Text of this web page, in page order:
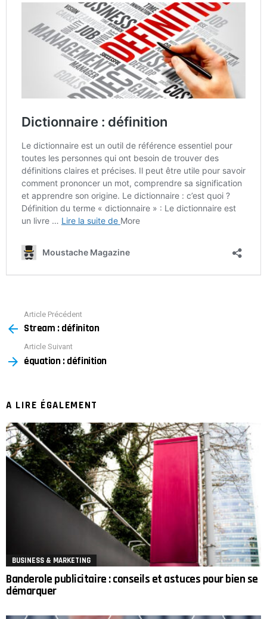
more
Article Précédent
Stream : définiton
Article Suivant
équation : définition
A LIRE ÉGALEMENT
BUSINESS & MARKETING
Banderole publicitaire : conseils et astuces pour bien se
démarquer